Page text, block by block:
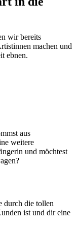
wir bereits
machen und
ebnen.
aus
weitere
und möchtest
durch die tollen
ist und dir eine